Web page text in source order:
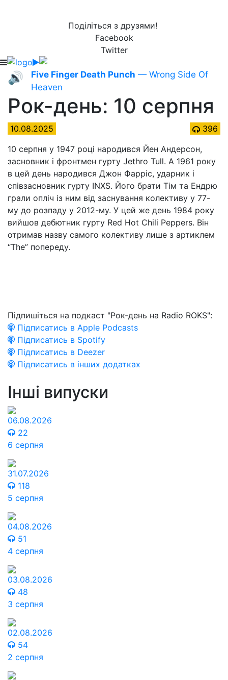
Поділіться з друзями!
Facebook
Twitter
🔊 Five Finger Death Punch — Wrong Side Of
Heaven
Рок-день: 10 серпня
10.08.2025
396
10 серпня у 1947 році народився Йен Андерсон,
засновник і фронтмен гурту Jethro Tull. А 1961 року
в цей день народився Джон Фарріс, ударник і
співзасновник гурту INXS. Його брати Тім та Ендрю
грали опліч із ним від заснування колективу у 77-
му до розпаду у 2012-му. У цей же день 1984 року
вийшов дебютник гурту Red Hot Chili Peppers. Він
отримав назву самого колективу лише з артиклем
“The” попереду.
Підпишіться на подкаст "Рок-день на Radio ROKS":
Підписатись в Apple Podcasts
Підписатись в Spotify
Підписатись в Deezer
Підписатись в інших додатках
Інші випуски
06.08.2026
22
6 серпня
31.07.2026
118
5 серпня
04.08.2026
51
4 серпня
03.08.2026
48
3 серпня
02.08.2026
54
2 серпня